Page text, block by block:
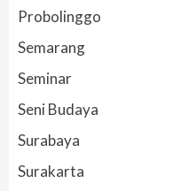
Probolinggo
Semarang
Seminar
Seni Budaya
Surabaya
Surakarta